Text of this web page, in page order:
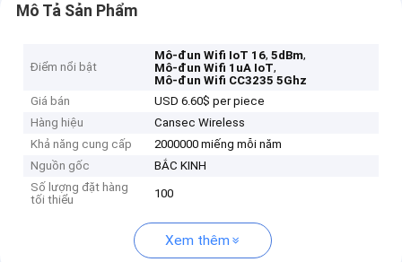
Mô Tả Sản Phẩm
Điểm nổi bật
Mô-đun Wifi IoT 16,5dBm,
Mô-đun Wifi 1uA IoT,
Mô-đun Wifi CC3235 5Ghz
Giá bán
USD 6.60$ per piece
Hàng hiệu
Cansec Wireless
Khả năng cung cấp
2000000 miếng mỗi năm
Nguồn gốc
BẮC KINH
Số lượng đặt hàng
tối thiểu
100
Xem thêm